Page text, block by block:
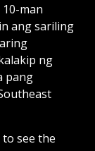
man
ang sariling
ng
pang
see the